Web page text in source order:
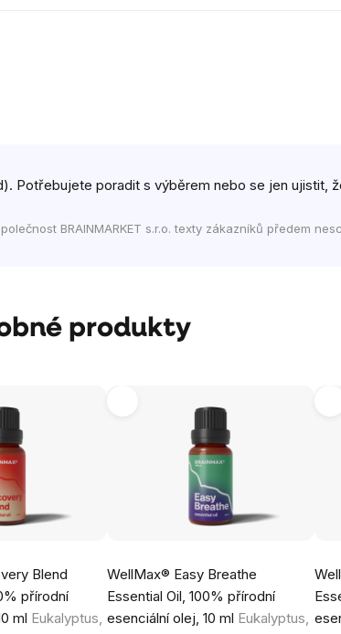
Potřebujete poradit s výběrem nebo se jen ujistit,
BRAINMARKET s.r.o. texty zákazníků předem
produkty
Blend
přírodní
ml Eukalyptus,
WellMax® Easy Breathe
Essential Oil, 100% přírodní
esenciální olej, 10 ml Eukalyptus,